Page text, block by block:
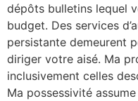
dépôts bulletins lequel
budget. Des services
persistante demeurent
diriger votre aisé. Ma
inclusivement celles
Ma possessivité